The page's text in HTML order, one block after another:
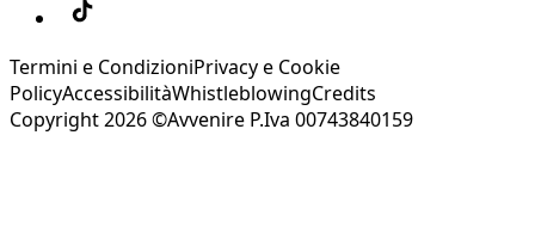
Termini e CondizioniPrivacy e Cookie
PolicyAccessibilitàWhistleblowingCredits
Copyright 2026 ©Avvenire P.Iva 00743840159